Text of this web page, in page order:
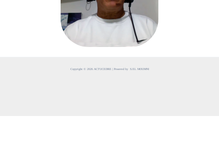
Copyright © 2026 ACTUCEDRE | Powered by S.EL MOUMNI